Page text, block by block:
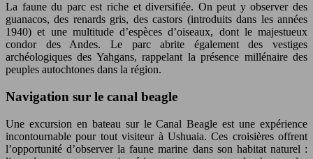
La faune du parc est riche et diversifiée. On peut y observer des
guanacos, des renards gris, des castors (introduits dans les années
1940) et une multitude d’espèces d’oiseaux, dont le majestueux
condor des Andes. Le parc abrite également des vestiges
archéologiques des Yahgans, rappelant la présence millénaire des
peuples autochtones dans la région.
Navigation sur le canal beagle
Une excursion en bateau sur le Canal Beagle est une expérience
incontournable pour tout visiteur à Ushuaia. Ces croisières offrent
l’opportunité d’observer la faune marine dans son habitat naturel :